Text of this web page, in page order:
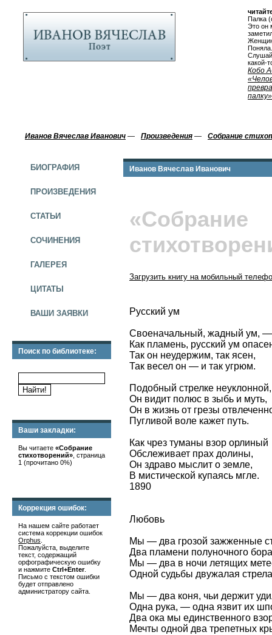
Палка
Это он
какой-
Кобо
палку»
Иванов Вячеслав Иванович — Произведения — Собрание
БИОГРАФИЯ
ПРОИЗВЕДЕНИЯ
СТАТЬИ
СОЧИНЕНИЯ
ГАЛЕРЕЯ
ЦИТАТЫ
ВАШИ ЗАЯВКИ
Поиск по библиотеке:
Ваши закладки:
Вы читаете «Собрание
стихотворений» , страница
1 (прочитано 0%)
Коррекция ошибок:
На нашем сайте работает
система коррекции ошибок
Orphus
Пожалуйста, выделите
текст, содержащий
орфографическую ошибку
и нажмите Ctrl+Enter.
Письмо с текстом ошибки
будет отправлено
администратору сайта.
Иванов Вячеслав Иванович
«Собрание
Загрузить книгу на мобильный
Русский ум
Своеначальный, жадный ум, —
Как пламень, русский ум
Так он неудержим, так ясен,
Так весел он — и так угрюм.
Подобный стрелке неуклонной,
Он видит полюс в зыбь и муть,
Он в жизнь от грезы
Пугливой воле кажет путь.
Как чрез туманы взор орлиный
Обслеживает прах долины,
Он здраво мыслит о земле,
В мистической купаясь мгле.
1890
Любовь
Мы — два грозой зажженные
Два пламени полуночного
Мы — два в ночи летящих
Одной судьбы двужалая
Мы — два коня, чьи держит
Одна рука, — одна язвит их
Два ока мы единственного
Мечты одной два трепетных